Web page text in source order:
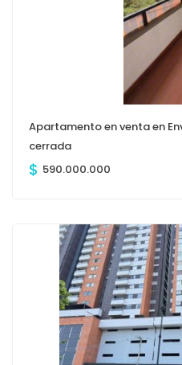
Apartamento en venta en
cerrada
$ 590.000.000